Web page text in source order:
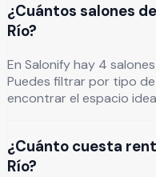
¿Cuántos salones
Río?
En Salonify hay 4
Puedes filtrar por tipo
encontrar el espacio
¿Cuánto cuesta
Río?